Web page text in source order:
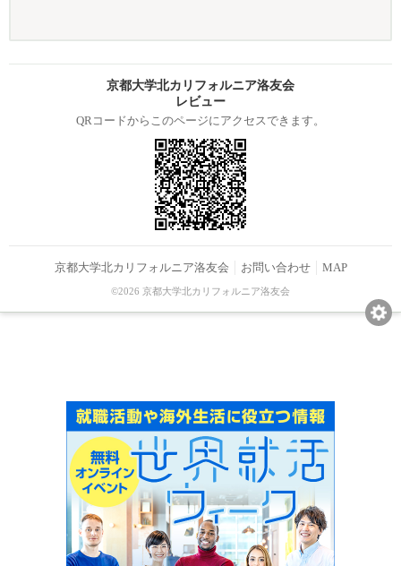
京都大学北カリフォルニア洛友会
レビュー
QRコードからこのページにアクセスできます。
京都大学北カリフォルニア洛友会 お問い合わせ MAP
©2026 京都大学北カリフォルニア洛友会